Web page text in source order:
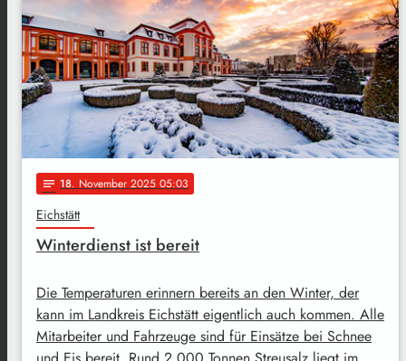
notes 18. November 2025 05:03
Eichstätt
Winterdienst ist bereit
Die Temperaturen erinnern bereits an den Winter, der
kann im Landkreis Eichstätt eigentlich auch kommen. Alle
Mitarbeiter und Fahrzeuge sind für Einsätze bei Schnee